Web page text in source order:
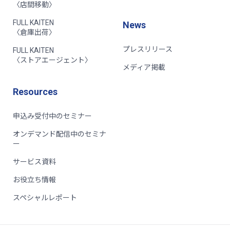
〈店間移動〉
FULL KAITEN
〈倉庫出荷〉
FULL KAITEN
〈ストアエージェント〉
News
プレスリリース
メディア掲載
Resources
申込み受付中のセミナー
オンデマンド配信中のセミナ
ー
サービス資料
お役立ち情報
スペシャルレポート